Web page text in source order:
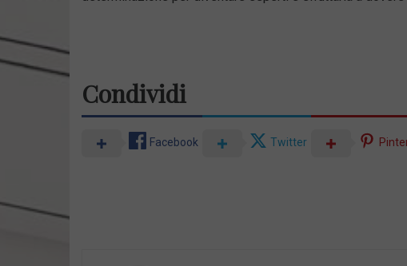
Condividi
Facebook Twitter